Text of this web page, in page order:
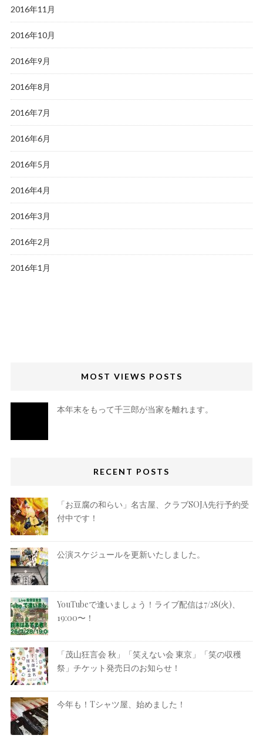
2016年11月
2016年10月
2016年9月
2016年8月
2016年7月
2016年6月
2016年5月
2016年4月
2016年3月
2016年2月
2016年1月
MOST VIEWS POSTS
本年末をもって千三郎が当家を離れます。
RECENT POSTS
「お豆腐の和らい」名古屋、クラブSOJA先行予約受
付中です！
公演スケジュールを更新いたしました。
YouTubeで逢いましょう！ライブ配信は7/28(火)、
19:00〜！
「茂山狂言会 秋」「笑えない会 東京」「笑の収穫
祭」チケット発売日のお知らせ！
今年も！Tシャツ屋、始めました！